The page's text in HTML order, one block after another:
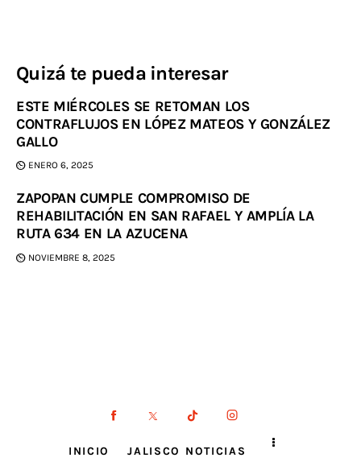
Quizá te pueda interesar
ESTE MIÉRCOLES SE RETOMAN LOS
CONTRAFLUJOS EN LÓPEZ MATEOS Y GONZÁLEZ
GALLO
ENERO 6, 2025
ZAPOPAN CUMPLE COMPROMISO DE
REHABILITACIÓN EN SAN RAFAEL Y AMPLÍA LA
RUTA 634 EN LA AZUCENA
NOVIEMBRE 8, 2025
INICIO JALISCO NOTICIAS